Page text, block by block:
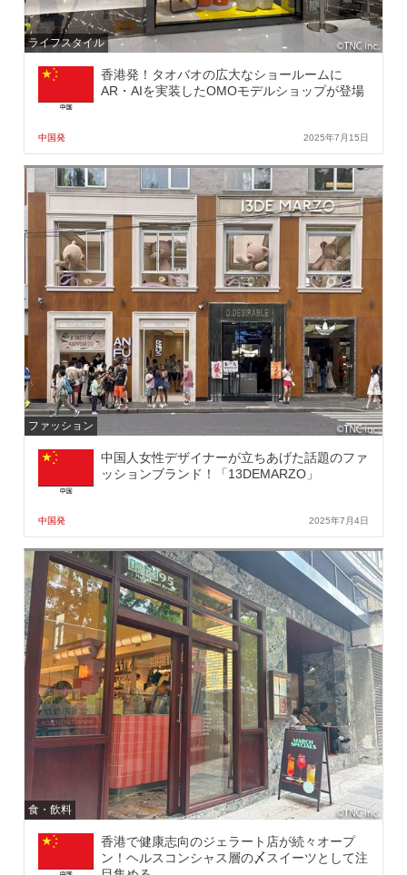
ライフスタイル
香港発！タオバオの広大なショールームに
AR・AIを実装したOMOモデルショップが登場
中国発 2025年7月15日
ファッション
中国人女性デザイナーが立ちあげた話題のファ
ッションブランド！「13DEMARZO」
中国発 2025年7月4日
食・飲料
香港で健康志向のジェラート店が続々オープ
ン！ヘルスコンシャス層の〆スイーツとして注